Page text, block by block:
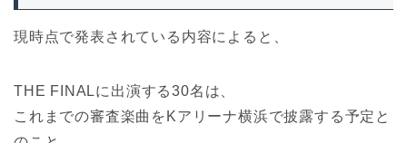
現時点で発表されている内容によると、
THE FINALに出演する30名は、
これまでの審査楽曲をKアリーナ横浜で披露する予定と